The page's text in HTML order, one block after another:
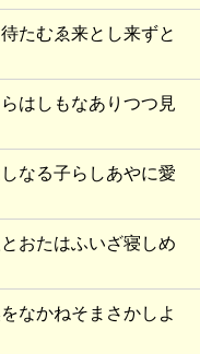
たむゑ来とし来ずと
はしもなありつつ見
なる子らしあやに愛
おたはふいざ寝しめ
なかねそまさかしよ